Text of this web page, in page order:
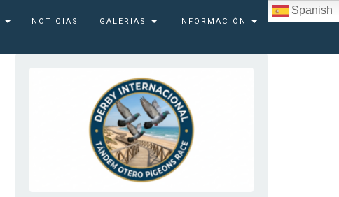
NOTICIAS GALERIAS INFORMACIÓN
Spanish